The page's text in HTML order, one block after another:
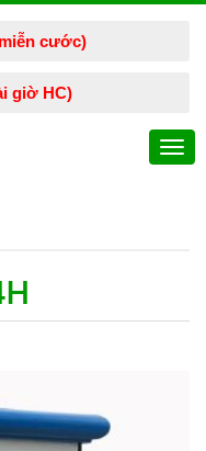
cước)
giờ HC)